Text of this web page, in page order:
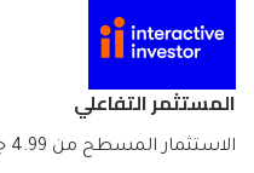
المستثمر التفاعلي
الاستثمار المسطح من 4.99 جنيه إسترليني شهريًا